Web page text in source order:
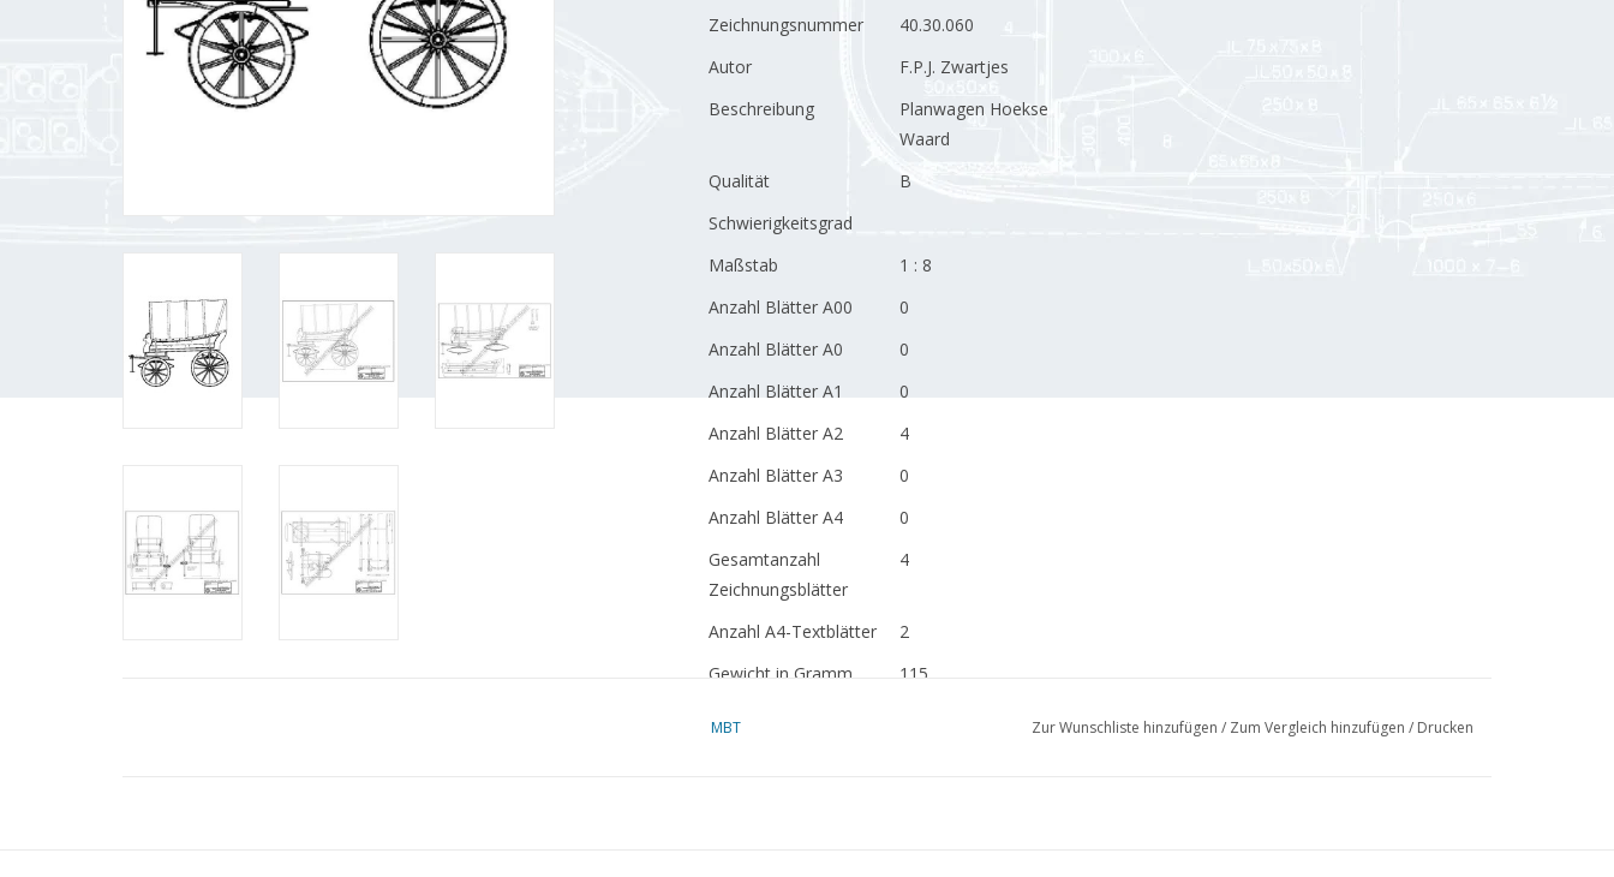
Zeichnungsnummer
40.30.060
Autor
F.P.J. Zwartjes
Beschreibung
Planwagen Hoekse
Waard
Qualität
B
Schwierigkeitsgrad
Maßstab
1 : 8
Anzahl Blätter A00
0
Anzahl Blätter A0
0
Anzahl Blätter A1
0
Anzahl Blätter A2
4
Anzahl Blätter A3
0
Anzahl Blätter A4
0
Gesamtanzahl
Zeichnungsblätter
4
Anzahl A4-Textblätter
2
Gewicht in Gramm
115
MBT Zur Wunschliste hinzufügen / Zum Vergleich hinzufügen / Drucken